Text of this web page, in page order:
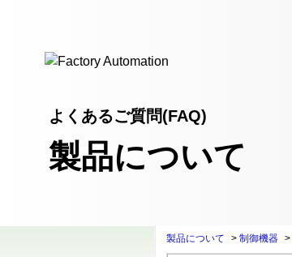
よくあるご質問(FAQ)
製品について
製品について > 制御機器 >